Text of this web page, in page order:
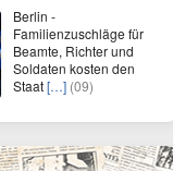
Berlin -
Familienzuschläge für
Beamte, Richter und
Soldaten kosten den
Staat[…] (09)